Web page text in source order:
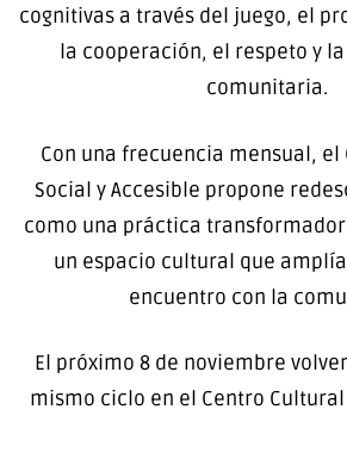
cognitivas a través del juego, el
la cooperación, el respeto y
comunitaria.
Con una frecuencia mensual, el
Social y Accesible propone
como una práctica
un espacio cultural que
encuentro con la
El próximo 8 de noviembre
mismo ciclo en el Centro